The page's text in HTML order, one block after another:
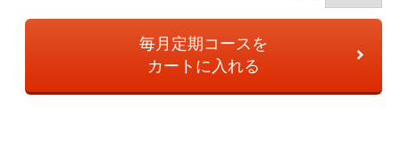
毎月定期コースを
カートに入れる